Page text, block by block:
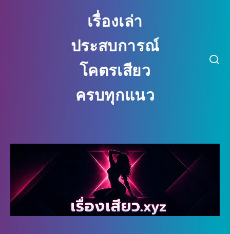
เรื่องเล่า
ประสบการณ์
โคตรเสียว
ครบทุกแนว